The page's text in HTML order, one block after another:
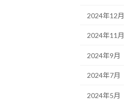
2024年12月
2024年11月
2024年9月
2024年7月
2024年5月